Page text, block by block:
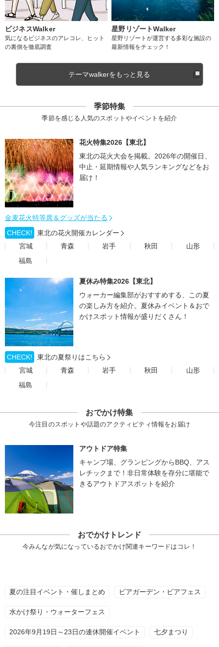
ビジネスWalker
気になるビジネスのアレコレ、ヒット
の裏側を徹底調査
星野リゾートWalker
星野リゾートが運営する多彩な施設の
最新情報をチェック！
テーマwalkerをもっと見る
季節特集
季節を感じる人気のスポットやイベントを紹介
花火特集2026【東北】
東北の花火大会を掲載。2026年の開催日、
中止・延期情報や人気ランキングなどをお
届け！
金麦花火特等席＆グッズが当たる
CHECK!
東北の花火開催カレンダー
宮城
青森 岩手 秋田
山形
福島
夏休み特集2026【東北】
ウォーカー編集部がおすすめする、この夏
の楽しみ方を紹介。夏休みイベント＆おで
かけスポット情報が盛りだくさん！
CHECK!
東北の夏祭りはこちら
宮城
青森 岩手 秋田
山形
福島
おでかけ特集
今注目のスポットや話題のアクティビティ情報をお届け
アウトドア特集
キャンプ場、グランピングからBBQ、アス
レチックまで！非日常体験を存分に堪能で
きるアウトドアスポットを紹介
おでかけトレンド
今みんなが気になっているおでかけ関連キーワードはコレ！
夏の注目イベント・催しまとめ ビアガーデン・ビアフェス
水かけ祭り・ウォーターフェス
2026年9月19日～23日の連休開催イベント 七夕まつり